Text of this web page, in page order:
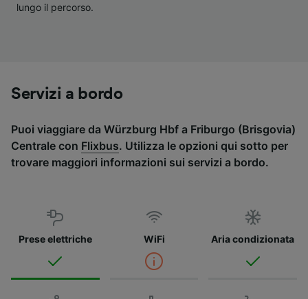
lungo il percorso.
Servizi a bordo
Puoi viaggiare da Würzburg Hbf a Friburgo (Brisgovia)
Centrale con Flixbus. Utilizza le opzioni qui sotto per
trovare maggiori informazioni sui servizi a bordo.
Prese elettriche WiFi Aria condizionata